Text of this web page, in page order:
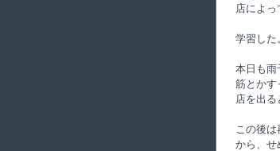
店によっ
学習した
本日も雨
筋とかす
店を出
この後
から、せ